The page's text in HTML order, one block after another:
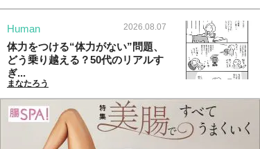
Human 2026.08.07
体力をつける“体力がない”問題、
どう乗り越える？50代のリアルす
ぎ...
まなたろう